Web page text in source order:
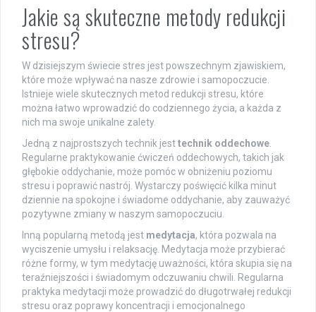
Jakie są skuteczne metody redukcji
stresu?
W dzisiejszym świecie stres jest powszechnym zjawiskiem,
które może wpływać na nasze zdrowie i samopoczucie.
Istnieje wiele skutecznych metod redukcji stresu, które
można łatwo wprowadzić do codziennego życia, a każda z
nich ma swoje unikalne zalety.
Jedną z najprostszych technik jesttechnik oddechowe
Regularne praktykowanie ćwiczeń oddechowych, takich jak
głębokie oddychanie, może pomóc w obniżeniu poziomu
stresu i poprawić nastrój. Wystarczy poświęcić kilka minut
dziennie na spokojne i świadome oddychanie, aby zauważyć
pozytywne zmiany w naszym samopoczuciu.
Inną popularną metodą jest medytacja, która pozwala na
wyciszenie umysłu i relaksację. Medytacja może przybierać
różne formy, w tym medytację uważności, która skupia się na
teraźniejszości i świadomym odczuwaniu chwili. Regularna
praktyka medytacji może prowadzić do długotrwałej redukcji
stresu oraz poprawy koncentracji i emocjonalnego